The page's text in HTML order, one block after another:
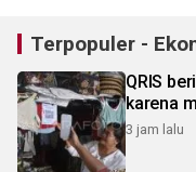
Terpopuler -
QRIS
karena
3 jam lalu